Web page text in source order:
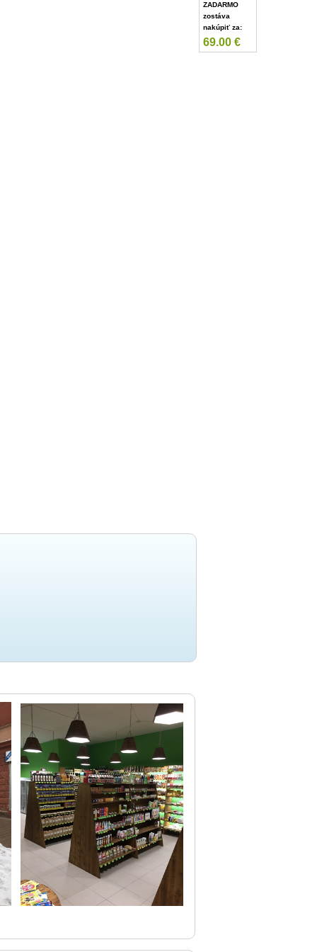
ZADARMO
zostáva
nakúpiť za:
69.00 €